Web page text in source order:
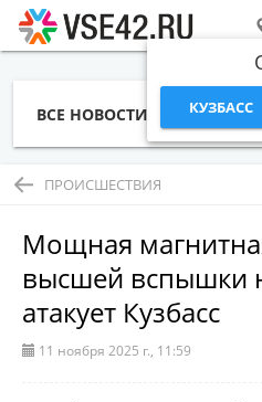
КУЗБАСС
ВСЕ НОВОСТИ СТАТЬИ
ПРОИСШЕСТВИЯ
Мощная
высшей вспышки
атакует Кузбасс
11 ноября 2025 г., 11:59